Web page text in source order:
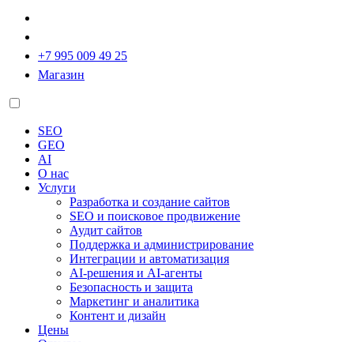
+7 995 009 49 25
Магазин
SEO
GEO
AI
О нас
Услуги
Разработка и создание сайтов
SEO и поисковое продвижение
Аудит сайтов
Поддержка и администрирование
Интеграции и автоматизация
AI-решения и AI-агенты
Безопасность и защита
Маркетинг и аналитика
Контент и дизайн
Цены